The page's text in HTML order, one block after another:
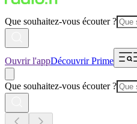
Que souhaitez-vous écouter ?
Ouvrir l'appDécouvrir Prime
Que souhaitez-vous écouter ?